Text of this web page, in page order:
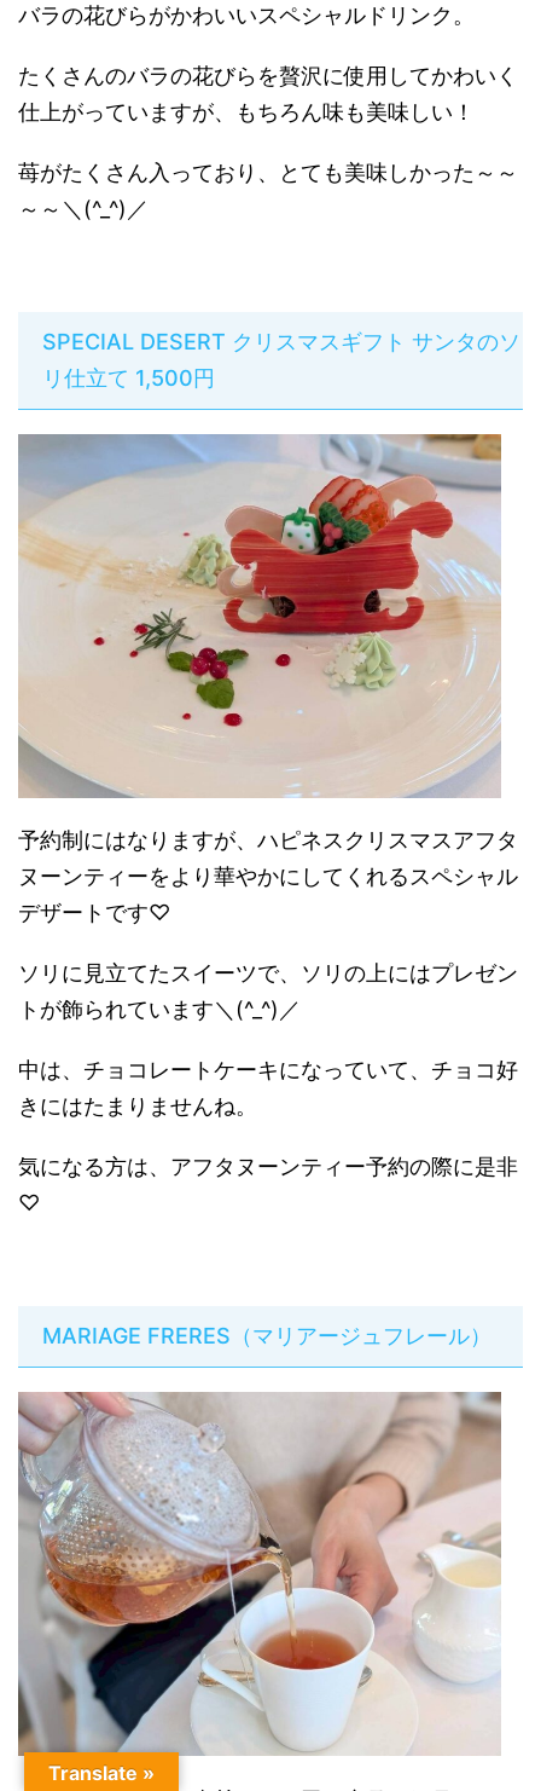
バラの花びらがかわいいスペシャルドリンク。
たくさんのバラの花びらを贅沢に使用してかわいく
仕上がっていますが、もちろん味も美味しい！
苺がたくさん入っており、とても美味しかった～～
～～＼(^_^)／
SPECIAL DESERT クリスマスギフト サンタのソ
リ仕立て 1,500円
予約制にはなりますが、ハピネスクリスマスアフタ
ヌーンティーをより華やかにしてくれるスペシャル
デザートです♡
ソリに見立てたスイーツで、ソリの上にはプレゼン
トが飾られています＼(^_^)／
中は、チョコレートケーキになっていて、チョコ好
きにはたまりませんね。
気になる方は、アフタヌーンティー予約の際に是非
♡
MARIAGE FRERES（マリアージュフレール）
Translate »